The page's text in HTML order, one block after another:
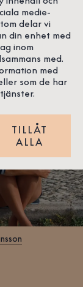
och
får du träffa
tidlöst och
medie-
delar vi
din enhet med
inom
med.
med
som de har
TILLÅT
ALLA